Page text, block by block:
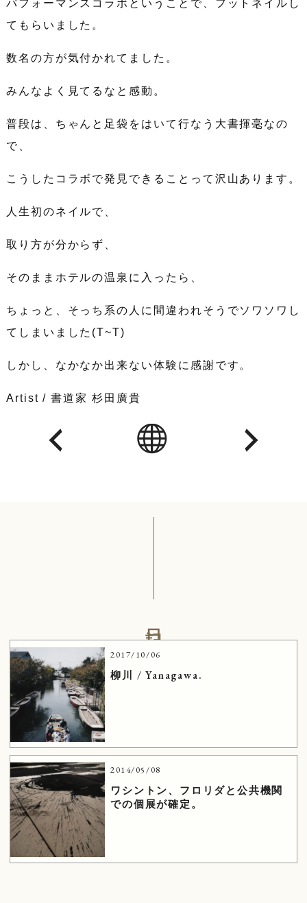
パフォーマンスコラボということで、フットネイルし
てもらいました。
数名の方が気付かれてました。
みんなよく見てるなと感動。
普段は、ちゃんと足袋をはいて行なう大書揮毫なの
で、
こうしたコラボで発見できることって沢山あります。
人生初のネイルで、
取り方が分からず、
そのままホテルの温泉に入ったら、
ちょっと、そっち系の人に間違われそうでソワソワし
てしまいました(T~T)
しかし、なかなか出来ない体験に感謝です。
Artist / 書道家 杉田廣貴
2017/10/06
柳川 / Yanagawa.
2014/05/08
ワシントン、フロリダと公共機関
での個展が確定。